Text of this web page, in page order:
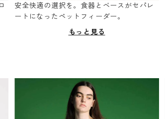
安全快適の選択を。食器とベースがセパレ
ートになったペットフィーダー。
もっと見る